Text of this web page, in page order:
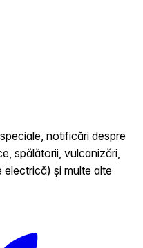
notificări despre
spălătorii, vulcanizări,
electrică) și multe alte